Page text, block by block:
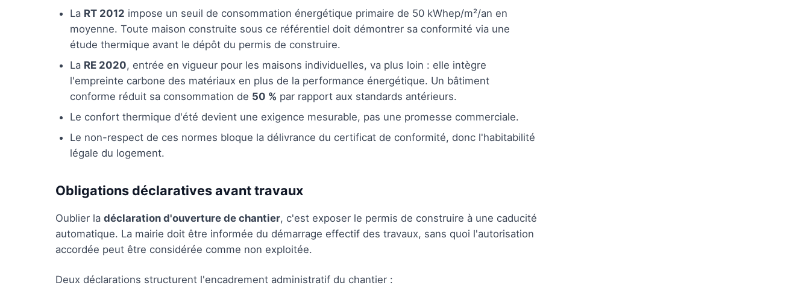
La RT 2012 impose un seuil de consommation énergétique primaire de 50 kWhep/m²/an en
moyenne. Toute maison construite sous ce référentiel doit démontrer sa conformité via une
étude thermique avant le dépôt du permis de construire.
La RE 2020, entrée en vigueur pour les maisons individuelles, va plus loin : elle intègre
l'empreinte carbone des matériaux en plus de la performance énergétique. Un bâtiment
conforme réduit sa consommation de 50 % par rapport aux standards antérieurs.
Le confort thermique d'été devient une exigence mesurable, pas une promesse commerciale.
Le non-respect de ces normes bloque la délivrance du certificat de conformité, donc l'habitabilité
légale du logement.
Obligations déclaratives avant travaux
Oublier la déclaration d'ouverture de chantier, c'est exposer le permis de construire à une caducité
automatique. La mairie doit être informée du démarrage effectif des travaux, sans quoi l'autorisation
accordée peut être considérée comme non exploitée.
Deux déclarations structurent l'encadrement administratif du chantier :